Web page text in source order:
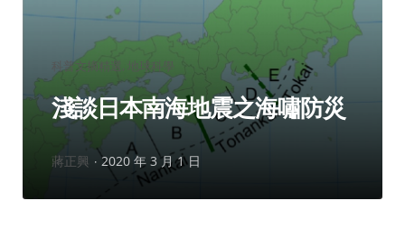
分
類：
科普文摘精選 地球科學
淺談日本南海地震之海嘯防災
作
蔣正興 2020 年 3 月 1 日